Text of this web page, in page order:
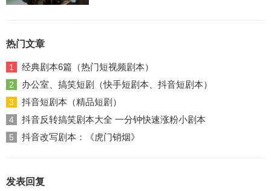
热门文章
1 经典剧本6篇（热门短视频剧本）
2 办公室、搞笑短剧（快手短剧本、抖音短剧本）
3 抖音短剧本（精品短剧）
4 抖音反转搞笑剧本大全 一分钟快速涨粉小剧本
5 抖音改写剧本：《虎门销烟》
发表回复